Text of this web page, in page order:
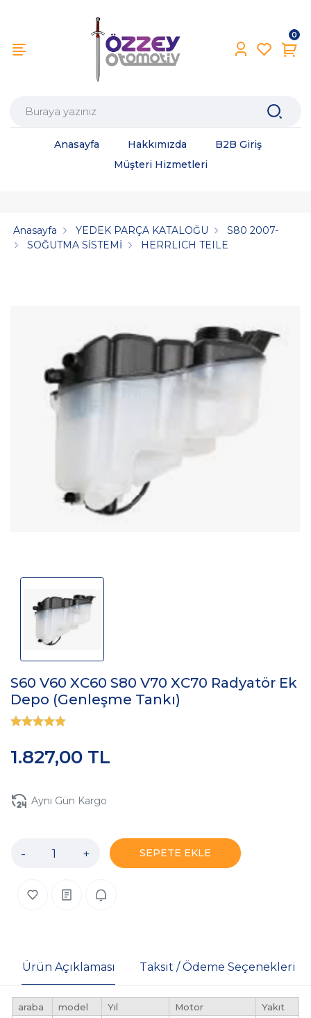
0
Anasayfa Hakkımızda
B2B Giriş
Müşteri Hizmetleri
Anasayfa YEDEK PARÇA KATALOĞU
S80 2007-
SOĞUTMA SİSTEMİ
HERRLICH TEILE
S60 V60 XC60 S80 V70 XC70 Radyatör Ek
Depo (Genleşme Tankı)
1.827,00 TL
Aynı Gün Kargo
- + SEPETE EKLE
Ürün Açıklaması Taksit / Ödeme Seçenekleri
araba model Yıl Motor
Yakıt